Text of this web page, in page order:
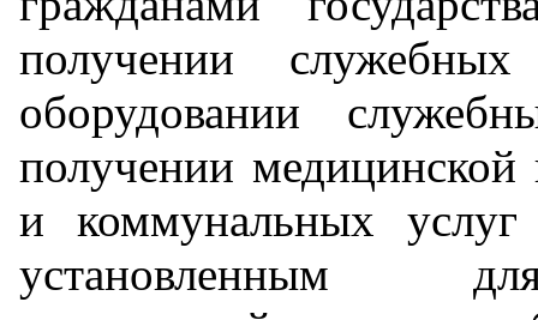
получении
оборудовании
получении
и коммунальных
установленным